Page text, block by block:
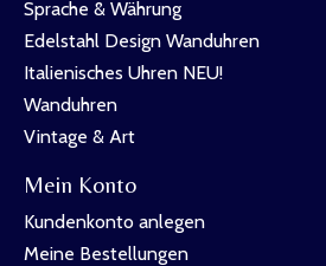
Sprache & Währung
Edelstahl Design Wanduhren
Italienisches Uhren NEU!
Wanduhren
Vintage & Art
Mein Konto
Kundenkonto anlegen
Meine Bestellungen